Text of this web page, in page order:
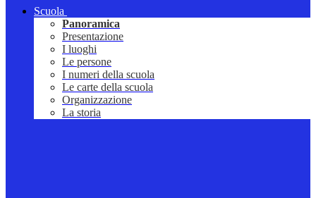
Scuola
Panoramica
Presentazione
I luoghi
Le persone
I numeri della scuola
Le carte della scuola
Organizzazione
La storia